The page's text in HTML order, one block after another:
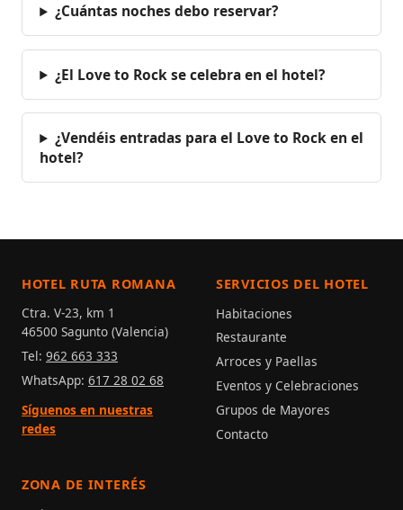
¿Cuántas noches debo reservar?
¿El Love to Rock se celebra en el hotel?
¿Vendéis entradas para el Love to Rock en el
hotel?
HOTEL RUTA ROMANA
Ctra. V-23, km 1
46500 Sagunto (Valencia)
Tel: 962 663 333
WhatsApp: 617 28 02 68
Síguenos en nuestras
redes
SERVICIOS DEL HOTEL
Habitaciones
Restaurante
Arroces y Paellas
Eventos y Celebraciones
Grupos de Mayores
Contacto
ZONA DE INTERÉS